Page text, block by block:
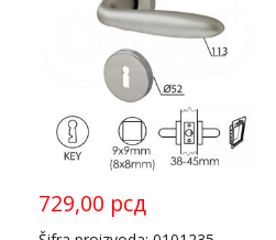
729,00 рсд